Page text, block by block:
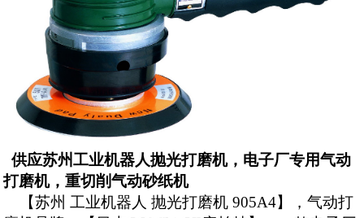
供应苏州工业机器人抛光打磨机，电子厂专用气动
打磨机，重切削气动砂纸机
【苏州 工业机器人 抛光打磨机905A4】，气动打